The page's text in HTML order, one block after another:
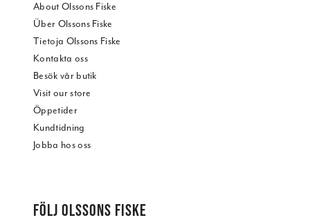
About Olssons Fiske
Über Olssons Fiske
Tietoja Olssons Fiske
Kontakta oss
Besök vår butik
Visit our store
Öppetider
Kundtidning
Jobba hos oss
FÖLJ OLSSONS FISKE